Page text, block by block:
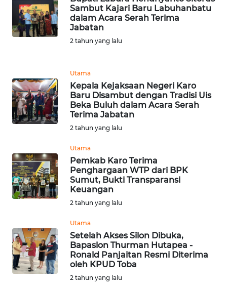
Sambut Kajari Baru Labuhanbatu
dalam Acara Serah Terima
Jabatan
2 tahun yang lalu
Utama
Kepala Kejaksaan Negeri Karo
Baru Disambut dengan Tradisi Uis
Beka Buluh dalam Acara Serah
Terima Jabatan
2 tahun yang lalu
Utama
Pemkab Karo Terima
Penghargaan WTP dari BPK
Sumut, Bukti Transparansi
Keuangan
2 tahun yang lalu
Utama
Setelah Akses Silon Dibuka,
Bapaslon Thurman Hutapea -
Ronald Panjaitan Resmi Diterima
oleh KPUD Toba
2 tahun yang lalu
WN
BANTEN
WN
KEPRI
WN
PAPUA
BARAT
RIAU
WN
SERAMBI